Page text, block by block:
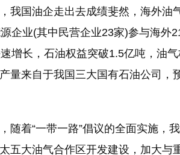
，我国油企走出去成绩斐然，海外
企业(其中民营企业23家)参与海外
增长，石油权益突破1.5亿吨，油
量来自于我国三大国有石油公司，
随着“一带一路”倡议的全面实施，
五大油气合作区开发建设，加大与